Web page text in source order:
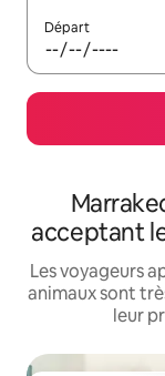
Départ
acceptant
Les voyageurs
animaux sont
leur